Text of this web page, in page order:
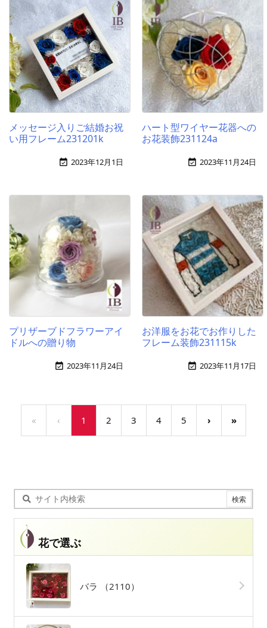
メッセージ入りご結婚お祝
い用フレーム231201k
 2023年12月1日
ハート型ワイヤー花器への
お花装飾231124a
 2023年11月24日
プリザーブドフラワーアイ
ドルへの贈り物
 2023年11月24日
お洋服をお花でお作りした
フレーム装飾231115k
 2023年11月17日
« ‹ 1 2 3 4 5 › »
花で選ぶ
バラ （2110）